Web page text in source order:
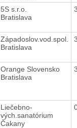
5S s.r.o.
Bratislava
Západoslov.vod.spol.
Bratislava
Orange Slovensko
Bratislava
Liečebno-
vých.sanatórium
Čakany